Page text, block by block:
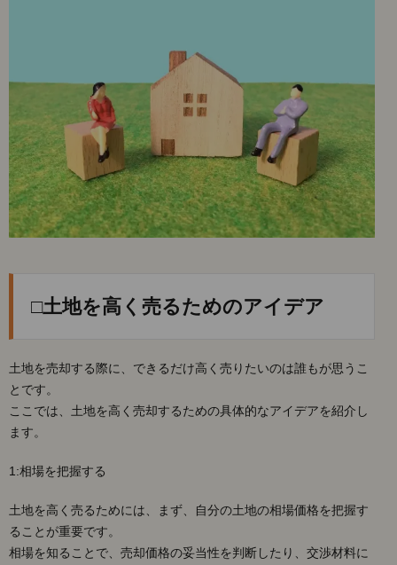
□土地を高く売るためのアイデア
土地を売却する際に、できるだけ高く売りたいのは誰もが思うこ
とです。
ここでは、土地を高く売却するための具体的なアイデアを紹介し
ます。
1:相場を把握する
土地を高く売るためには、まず、自分の土地の相場価格を把握す
ることが重要です。
相場を知ることで、売却価格の妥当性を判断したり、交渉材料に